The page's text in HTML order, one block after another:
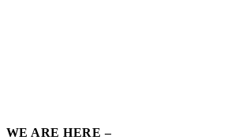
WE ARE HERE –